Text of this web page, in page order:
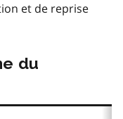
et de reprise
du